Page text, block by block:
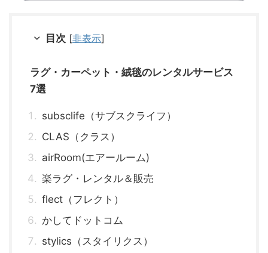
目次 [非表示]
ラグ・カーペット・絨毯のレンタルサービス
7選
subsclife（サブスクライフ）
CLAS（クラス）
airRoom(エアールーム)
楽ラグ・レンタル＆販売
flect（フレクト）
かしてドットコム
stylics（スタイリクス）